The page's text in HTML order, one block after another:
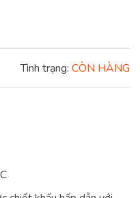
Tình trạng: CÒN HÀNG